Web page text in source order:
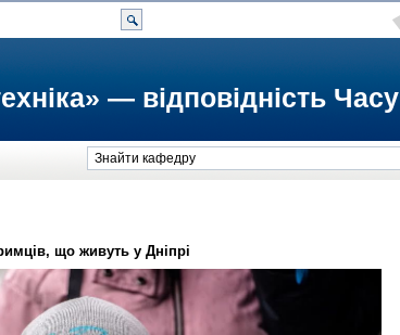
— відповідність Часу
Знайти кафедру
що живуть у Дніпрі